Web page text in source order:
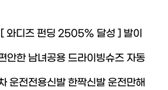
[ 와디즈 펀딩 2505% 달성 ] 발이
안한 남녀공용 드라이빙슈즈 자동
운전전용신발 한짝신발 운전만해